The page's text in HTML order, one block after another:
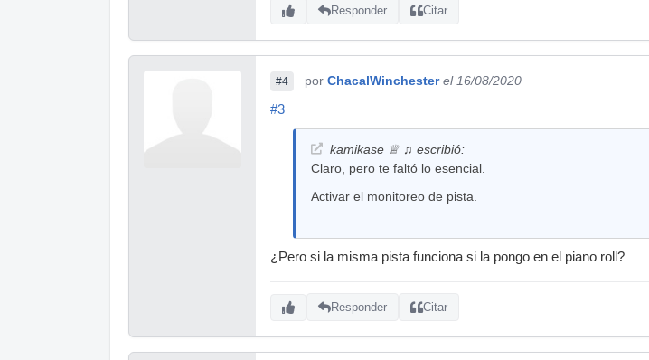
Responder Citar
#4 por ChacalWinchester el 16/08/2020
#3
kamikase ♕ ♫ escribió:
Claro, pero te faltó lo esencial.
Activar el monitoreo de pista.
¿Pero si la misma pista funciona si la pongo en el piano roll?
Responder Citar